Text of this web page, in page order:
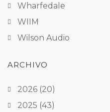
Wharfedale
WIIM
Wilson Audio
ARCHIVO
2026 (20)
2025 (43)